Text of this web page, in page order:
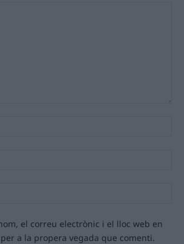
el correu electrònic i el lloc web en
a la propera vegada que comenti.